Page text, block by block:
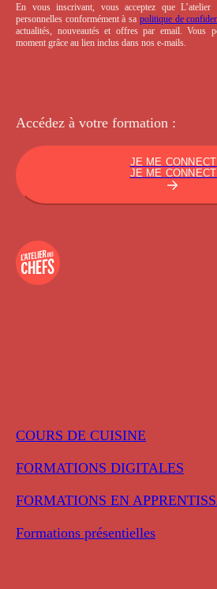
COURS DE CUISINE
FORMATIONS DIGITALES
FORMATIONS EN
Formations présentielles
En vous inscrivant, vous acceptez que
personnelles conformément à sa politique de
actualités, nouveautés et offres par email. Vous
moment grâce au lien inclus dans nos e-mails.
Accédez à votre formation :
JE ME
JE ME